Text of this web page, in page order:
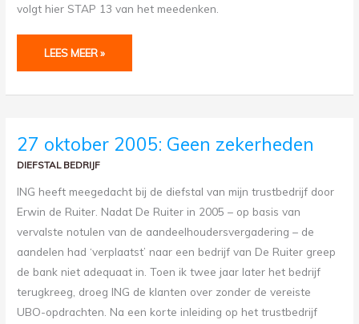
volgt hier STAP 13 van het meedenken.
LEES MEER »
27 oktober 2005: Geen zekerheden
DIEFSTAL BEDRIJF
ING heeft meegedacht bij de diefstal van mijn trustbedrijf door
Erwin de Ruiter. Nadat De Ruiter in 2005 – op basis van
vervalste notulen van de aandeelhoudersvergadering – de
aandelen had ‘verplaatst’ naar een bedrijf van De Ruiter greep
de bank niet adequaat in. Toen ik twee jaar later het bedrijf
terugkreeg, droeg ING de klanten over zonder de vereiste
UBO-opdrachten. Na een korte inleiding op het trustbedrijf
27
OKTOBER
GEEN
ZEKERHEDEN